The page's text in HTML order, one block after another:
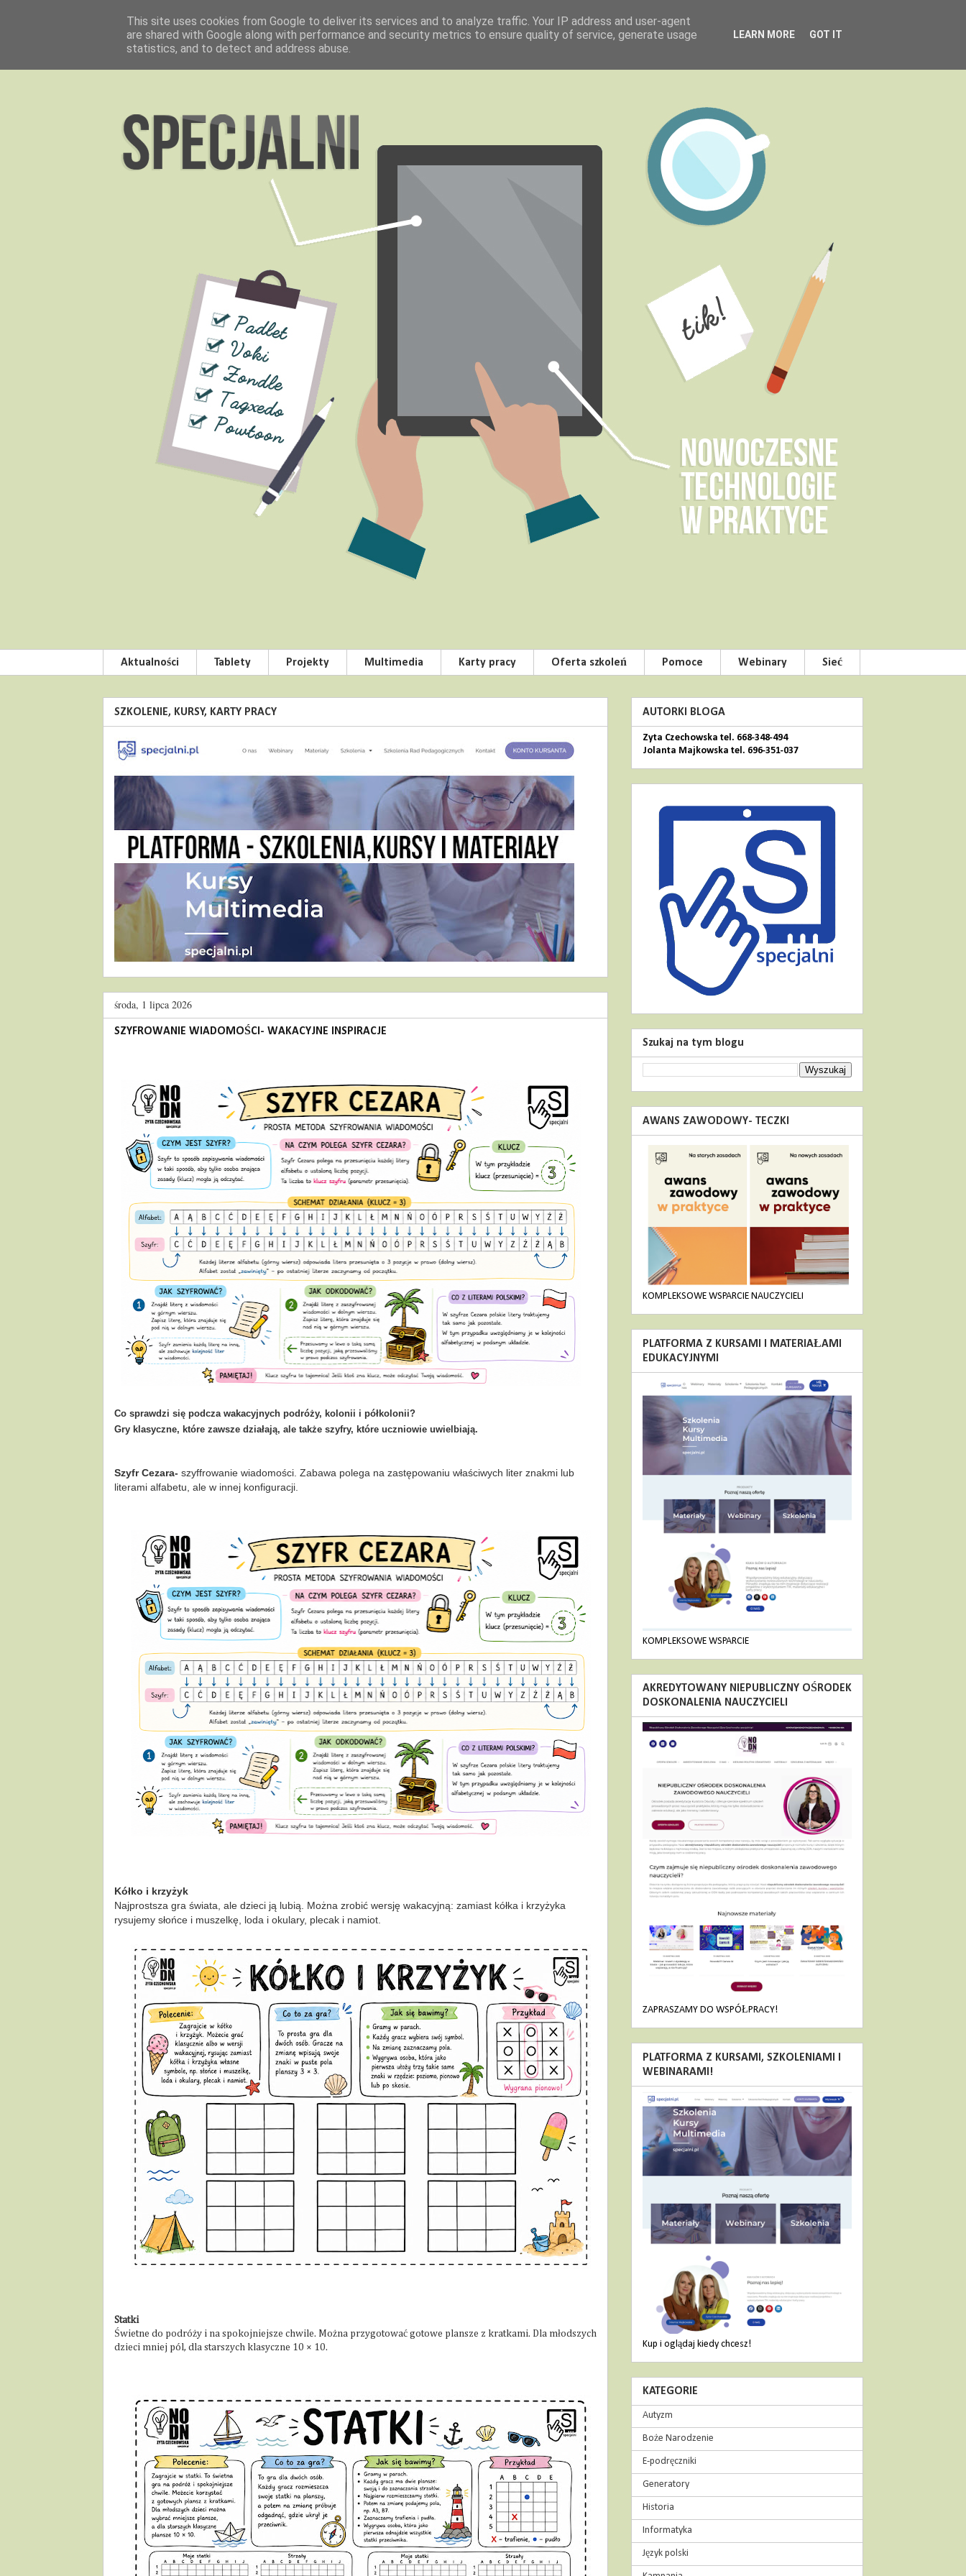
Aktualności Tablety Projekty Multimedia Karty pracy Oferta szkoleń Pomoce Webinary Sieć
SZKOLENIE, KURSY, KARTY PRACY
środa, 1 lipca 2026
SZYFROWANIE WIADOMOŚCI- WAKACYJNE INSPIRACJE
Co sprawdzi się podcza wakacyjnych podróży, kolonii i półkolonii?
Gry klasyczne, które zawsze działają, ale także szyfry, które uczniowie uwielbiają.
Szyfr Cezara- szyffrowanie wiadomości. Zabawa polega na zastępowaniu właściwych liter znakmi lub
literami alfabetu, ale w innej konfiguracji.
Kółko i krzyżyk
Najprostsza gra świata, ale dzieci ją lubią. Można zrobić wersję wakacyjną: zamiast kółka i krzyżyka
rysujemy słońce i muszelkę, loda i okulary, plecak i namiot.
Statki
Świetne do podróży i na spokojniejsze chwile. Można przygotować gotowe plansze z kratkami. Dla młodszych
dzieci mniej pól, dla starszych klasyczne 10 × 10.
AUTORKI BLOGA
Zyta Czechowska tel. 668-348-494
Jolanta Majkowska tel. 696-351-037
Szukaj na tym blogu
AWANS ZAWODOWY- TECZKI
KOMPLEKSOWE WSPARCIE NAUCZYCIELI
PLATFORMA Z KURSAMI I MATERIAŁAMI
EDUKACYJNYMI
KOMPLEKSOWE WSPARCIE
AKREDYTOWANY NIEPUBLICZNY OŚRODEK
DOSKONALENIA NAUCZYCIELI
ZAPRASZAMY DO WSPÓŁPRACY!
PLATFORMA Z KURSAMI, SZKOLENIAMI I
WEBINARAMI!
Kup i oglądaj kiedy chcesz!
KATEGORIE
Autyzm
Boże Narodzenie
E-podręczniki
Generatory
Historia
Informatyka
Język polski
This site uses cookies from Google to deliver its services and to analyze traffic. Your IP address and user-agent
are shared with Google along with performance and security metrics to ensure quality of service, generate usage
statistics, and to detect and address abuse.
LEARN MORE GOT IT